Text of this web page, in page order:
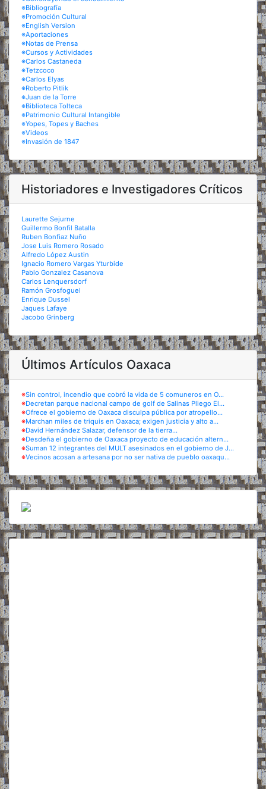
※Bibliografía
※Promoción Cultural
※English Version
※Aportaciones
※Notas de Prensa
※Cursos y Actividades
※Carlos Castaneda
※Tetzcoco
※Carlos Elyas
※Roberto Pitlik
※Juan de la Torre
※Biblioteca Tolteca
※Patrimonio Cultural Intangible
※Yopes, Topes y Baches
※Videos
※Invasión de 1847
Historiadores e Investigadores Críticos
Laurette Sejurne
Guillermo Bonfil Batalla
Ruben Bonfiaz Nuño
Jose Luis Romero Rosado
Alfredo López Austin
Ignacio Romero Vargas Yturbide
Pablo Gonzalez Casanova
Carlos Lenquersdorf
Ramón Grosfoguel
Enrique Dussel
Jaques Lafaye
Jacobo Grinberg
Últimos Artículos Oaxaca
※Sin control, incendio que cobró la vida de 5 comuneros en O...
※Decretan parque nacional campo de golf de Salinas Pliego El...
※Ofrece el gobierno de Oaxaca disculpa pública por atropello...
※Marchan miles de triquis en Oaxaca; exigen justicia y alto a...
※David Hernández Salazar, defensor de la tierra...
※Desdeña el gobierno de Oaxaca proyecto de educación altern...
※Suman 12 integrantes del MULT asesinados en el gobierno de J...
※Vecinos acosan a artesana por no ser nativa de pueblo oaxaqu...